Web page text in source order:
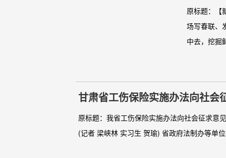
原标题：【
场写春联、
中去，挖掘
甘肃省工伤保险实施办法向社会
原标题：我省工伤保险实施办法向社会征求意
(记者 梁峡林 实习生 贺瑜) 省政府法制办等单